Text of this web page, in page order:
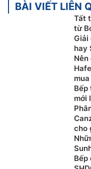
Trên thị trường
thông dụng như:
Bếp từ
dụng một vùng duy
dụng thông thường
có thể dễ dàng di
bếp. Vì vậy, dòng
từ vài trăm đến dưới
Bếp từ
vùng riêng biệt để
dụng 2 nồi để nấu
từ đôi thường có 2
BÀI VIẾT LIÊN
Tất
từ
Giải
hay
Nên
mua
Bếp
mới
cho
Bếp